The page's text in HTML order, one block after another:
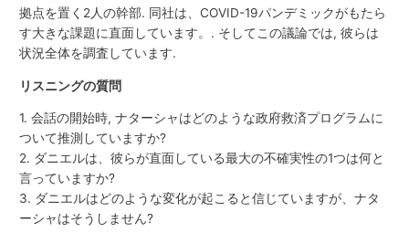
拠点を置く2人の幹部. 同社は、COVID-19パンデミックがもたら
す大きな課題に直面しています。. そしてこの議論では, 彼らは
状況全体を調査しています.
リスニングの質問
1. 会話の開始時, ナターシャはどのような政府救済プログラムに
ついて推測していますか?
2. ダニエルは、彼らが直面している最大の不確実性の1つは何と
言っていますか?
3. ダニエルはどのような変化が起こると信じていますが、ナタ
ーシャはそうしません?